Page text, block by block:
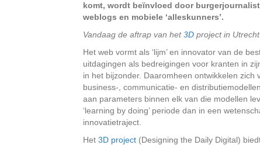
komt, wordt beïnvloed door
weblogs en mobiele ‘alleskunners’.
Vandaag de aftrap van het3D project in Utrecht.
Het web vormt als ‘lijm’ en innovator van de
uitdagingen als bedreigingen voor kranten in
in het bijzonder. Daaromheen ontwikkelen zich
business-, communicatie- en
aan parameters binnen elk van die modellen
‘learning by doing’ periode dan in een
innovatietraject.
Het 3D project (Designing the Daily Digital)